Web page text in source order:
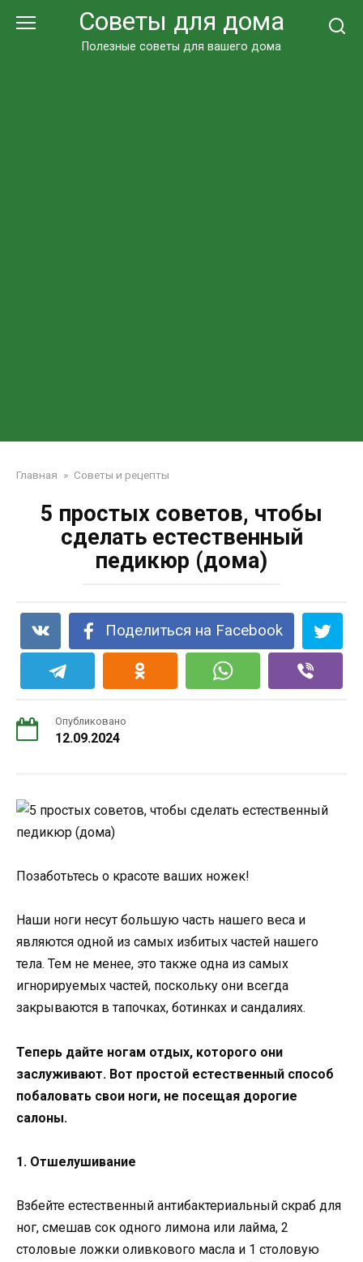
Советы для дома
Полезные советы для вашего дома
Главная » Советы и рецепты
5 простых советов, чтобы
сделать естественный
педикюр (дома)
Поделиться на Facebook
Опубликовано
12.09.2024
Позаботьтесь о красоте ваших ножек!
Наши ноги несут большую часть нашего веса и
являются одной из самых избитых частей нашего
тела. Тем не менее, это также одна из самых
игнорируемых частей, поскольку они всегда
закрываются в тапочках, ботинках и сандалиях.
Теперь дайте ногам отдых, которого они
заслуживают. Вот простой естественный способ
побаловать свои ноги, не посещая дорогие
салоны.
1. Отшелушивание
Взбейте естественный антибактериальный скраб для
ног, смешав сок одного лимона или лайма, 2
столовые ложки оливкового масла и 1 столовую